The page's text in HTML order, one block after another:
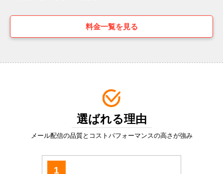
料金一覧を見る
選ばれる理由
メール配信の品質とコストパフォーマンスの高さが強み